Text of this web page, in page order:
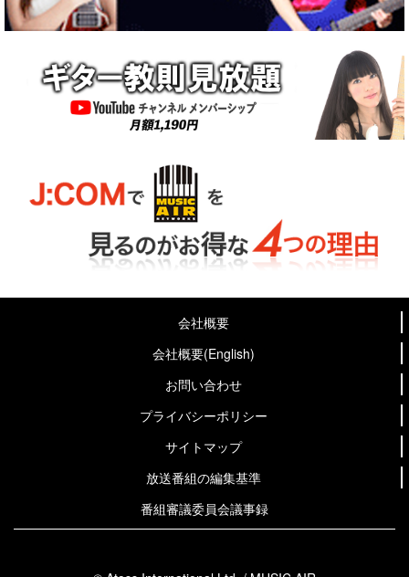
会社概要
会社概要(English)
お問い合わせ
プライバシーポリシー
サイトマップ
放送番組の編集基準
番組審議委員会議事録